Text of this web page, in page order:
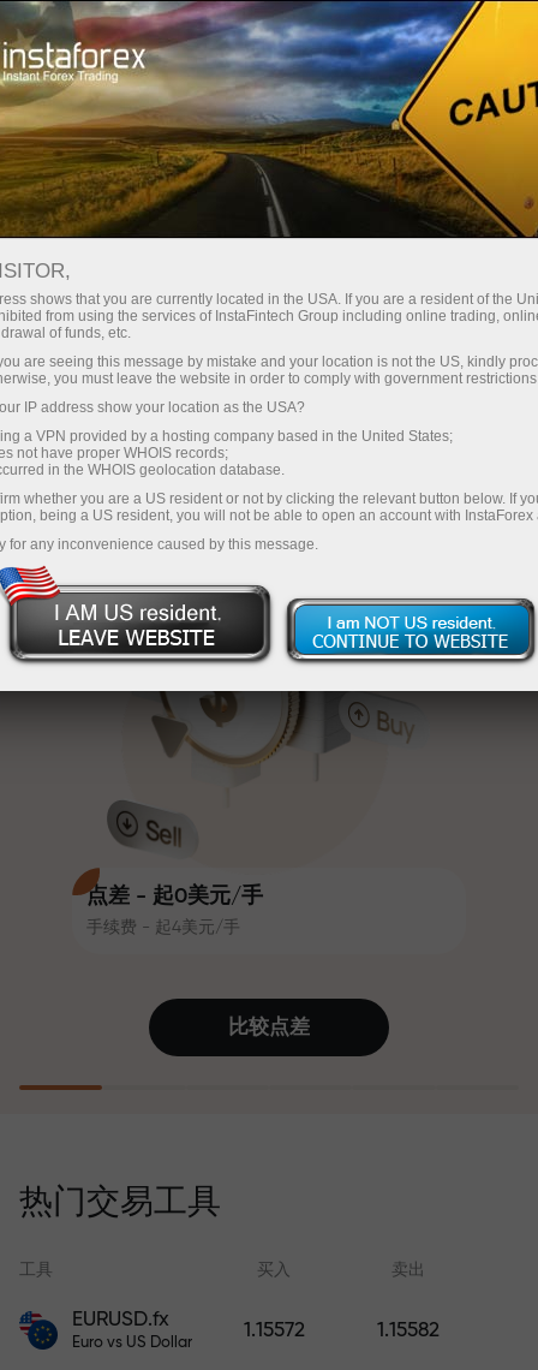
InstaForex
点差 - 起0美元/手
手续费 - 起4美元/手
通过InstaForex获得真正竞争力的机
点差和手续费，以及股票和指数交
易的优惠条件
时可获得高达30%的奖金，并享受
其他促销活动和优惠
赛道速度与交易速度共享相同价值
观。Ales Loprais将刺激与纪律元素
带入交易世界，作为InstaForex合作
伙伴，激励客户实现雄心勃勃的目
值账户即可获得iPhone、MacBook
或梦想旅行
证6个月内利润增长3倍。放心交易—
您的资金受到保护！
最低
每笔存款
30%奖金
交易速度
与赛道速度
您的专属礼物大奖
充值$333—选择价值高达$1,500的礼物
无风险交易—
我们保证您的利润
最高X1000奖金—市场上最大倍数
比较点差
热门交易工具
工具 买入 卖出
EURUSD.fx
Euro vs US Dollar
1.15572 1.15582
shows that you are currently located in the USA. If you are a resident of the
from using the services of InstaFintech Group including online trading,
of funds, etc.
are seeing this message by mistake and your location is not the US, kindly
you must leave the website in order to comply with government
IP address show your location as the USA?
a VPN provided by a hosting company based in the United States;
not have proper WHOIS records;
in the WHOIS geolocation database.
whether you are a US resident or not by clicking the relevant button below. If
being a US resident, you will not be able to open an account with InstaForex
for any inconvenience caused by this message.